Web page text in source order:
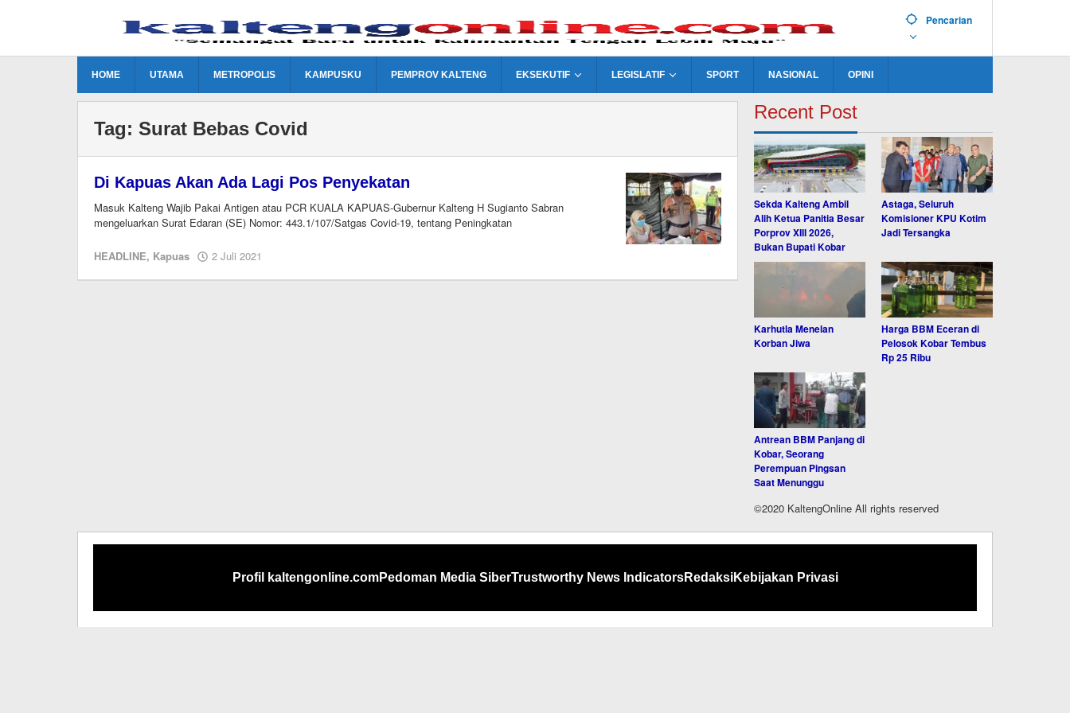
Pencarian
HOME UTAMA METROPOLIS KAMPUSKU PEMPROV KALTENG EKSEKUTIF LEGISLATIF SPORT NASIONAL OPINI
Tag: Surat Bebas Covid
Di Kapuas Akan Ada Lagi Pos Penyekatan
Masuk Kalteng Wajib Pakai Antigen atau PCR KUALA KAPUAS-Gubernur Kalteng H Sugianto Sabran
mengeluarkan Surat Edaran (SE) Nomor: 443.1/107/Satgas Covid-19, tentang Peningkatan
HEADLINE, Kapuas 2 Juli 2021
kaltengonline.com
Recent Post
Sekda Kalteng Ambil
Alih Ketua Panitia Besar
Porprov XIII 2026,
Bukan Bupati Kobar
Astaga, Seluruh
Komisioner KPU Kotim
Jadi Tersangka
Karhutla Menelan
Korban Jiwa
Harga BBM Eceran di
Pelosok Kobar Tembus
Rp 25 Ribu
Antrean BBM Panjang di
Kobar, Seorang
Perempuan Pingsan
Saat Menunggu
©2020 KaltengOnline All rights reserved
Profil kaltengonline.comPedoman Media SiberTrustworthy News IndicatorsRedaksiKebijakan Privasi